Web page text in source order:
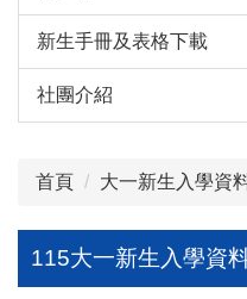
新生手冊及表格下載
社團介紹
首頁 大一新生入學資
115大一新生入學資